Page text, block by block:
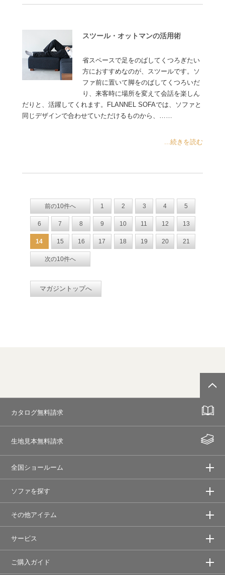
スツール・オットマンの活用術
省スペースで足をのばしてくつろぎたい
方におすすめなのが、スツールです。ソ
ファ前に置いて脚をのばしてくつろいだ
り、来客時に場所を変えて会話を楽しん
だりと、活躍してくれます。FLANNEL SOFAでは、ソファと
同じデザインで合わせていただけるものから、……
...続きを読む
前の10件へ 1 2 3 4 5
6 7 8 9 10 11 12 13
14 15 16 17 18 19 20 21
次の10件へ
マガジントップへ
カタログ無料請求
生地見本無料請求
全国ショールーム
ソファを探す
その他アイテム
サービス
ご購入ガイド